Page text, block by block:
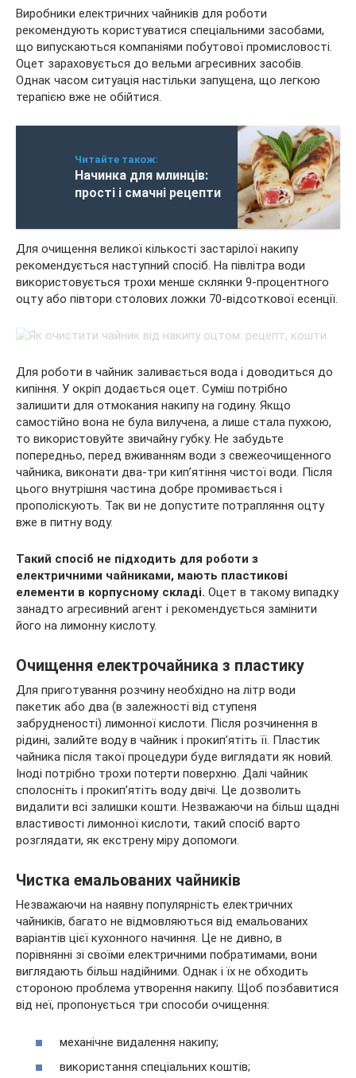
Виробники електричних чайників для роботи
рекомендують користуватися спеціальними засобами,
що випускаються компаніями побутової промисловості.
Оцет зараховується до вельми агресивних засобів.
Однак часом ситуація настільки запущена, що легкою
терапією вже не обійтися.
Читайте також:
Начинка для млинців:
прості і смачні рецепти
Для очищення великої кількості застарілої накипу
рекомендується наступний спосіб. На півлітра води
використовується трохи менше склянки 9-процентного
оцту або півтори столових ложки 70-відсоткової есенції.
Для роботи в чайник заливається вода і доводиться до
кипіння. У окріп додається оцет. Суміш потрібно
залишити для отмокания накипу на годину. Якщо
самостійно вона не була вилучена, а лише стала пухкою,
то використовуйте звичайну губку. Не забудьте
попередньо, перед вживанням води з свежеочищенного
чайника, виконати два-три кип’ятіння чистої води. Після
цього внутрішня частина добре промивається і
прополіскують. Так ви не допустите потрапляння оцту
вже в питну воду.
Такий спосіб не підходить для роботи з
електричними чайниками, мають пластикові
елементи в корпусному складі. Оцет в такому випадку
занадто агресивний агент і рекомендується замінити
його на лимонну кислоту.
Очищення електрочайника з пластику
Для приготування розчину необхідно на літр води
пакетик або два (в залежності від ступеня
забрудненості) лимонної кислоти. Після розчинення в
рідині, залийте воду в чайник і прокип’ятіть її. Пластик
чайника після такої процедури буде виглядати як новий.
Іноді потрібно трохи потерти поверхню. Далі чайник
сполосніть і прокип’ятіть воду двічі. Це дозволить
видалити всі залишки кошти. Незважаючи на більш щадні
властивості лимонної кислоти, такий спосіб варто
розглядати, як екстрену міру допомоги.
Чистка емальованих чайників
Незважаючи на наявну популярність електричних
чайників, багато не відмовляються від емальованих
варіантів цієї кухонного начиння. Це не дивно, в
порівнянні зі своїми електричними побратимами, вони
виглядають більш надійними. Однак і їх не обходить
стороною проблема утворення накипу. Щоб позбавитися
від неї, пропонується три способи очищення:
механічне видалення накипу;
використання спеціальних коштів;